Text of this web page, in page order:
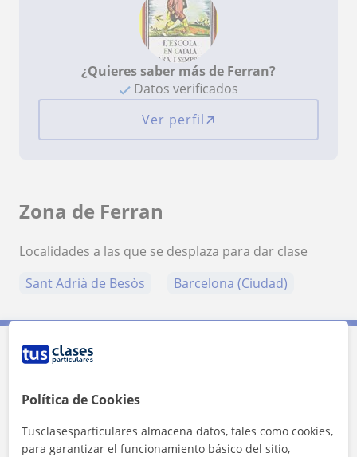
¿Quieres saber más de Ferran?
Datos verificados
Ver perfil
Zona de Ferran
Localidades a las que se desplaza para dar clase
Sant Adrià de Besòs
Barcelona (Ciudad)
Contacta con Ferran
1ª clase gratis
Política de Cookies
Tusclasesparticulares almacena datos, tales como cookies,
para garantizar el funcionamiento básico del sitio,